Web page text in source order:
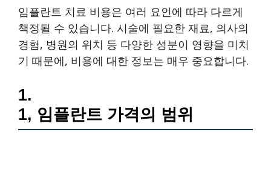
임플란트 치료 비용은 여러 요인에 따라 다르게
책정될 수 있습니다. 시술에 필요한 재료, 의사의
경험, 병원의 위치 등 다양한 성분이 영향을 미치
기 때문에, 비용에 대한 정보는 매우 중요합니다.
1.
1, 임플란트 가격의 범위